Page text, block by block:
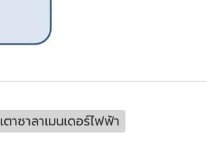
เตาซาลาเมนเดอร์ไฟฟ้า